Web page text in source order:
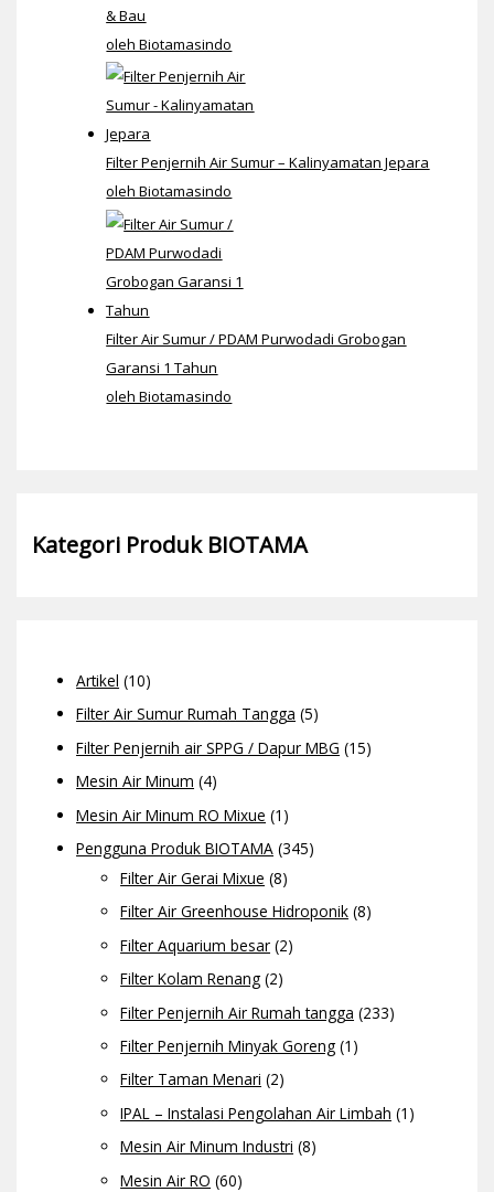
& Bau
oleh Biotamasindo
Filter Penjernih Air Sumur – Kalinyamatan Jepara
oleh Biotamasindo
Filter Air Sumur / PDAM Purwodadi Grobogan
Garansi 1 Tahun
oleh Biotamasindo
Kategori Produk BIOTAMA
Artikel (10)
Filter Air Sumur Rumah Tangga (5)
Filter Penjernih air SPPG / Dapur MBG (15)
Mesin Air Minum (4)
Mesin Air Minum RO Mixue (1)
Pengguna Produk BIOTAMA (345)
Filter Air Gerai Mixue (8)
Filter Air Greenhouse Hidroponik (8)
Filter Aquarium besar (2)
Filter Kolam Renang (2)
Filter Penjernih Air Rumah tangga (233)
Filter Penjernih Minyak Goreng (1)
Filter Taman Menari (2)
IPAL – Instalasi Pengolahan Air Limbah (1)
Mesin Air Minum Industri (8)
Mesin Air RO (60)